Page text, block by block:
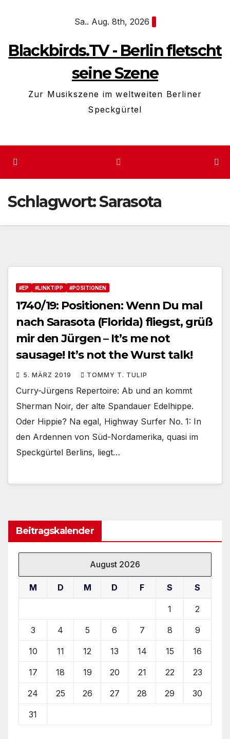
Sa.. Aug. 8th, 2026
Blackbirds.TV - Berlin fletscht
seine Szene
Zur Musikszene im weltweiten Berliner
Speckgürtel
Schlagwort:Sarasota
#EP #LINKTIPP #POSITIONEN
1740/19: Positionen: Wenn Du mal
nach Sarasota (Florida) fliegst, grüß
mir den Jürgen – It’s me not
sausage! It’s not the Wurst talk!
5. MÄRZ 2019 TOMMY T. TULIP
Curry-Jürgens Repertoire: Ab und an kommt
Sherman Noir, der alte Spandauer Edelhippe.
Oder Hippie? Na egal, Highway Surfer No. 1: In
den Ardennen von Süd-Nordamerika, quasi im
Speckgürtel Berlins, liegt…
Beitragskalender
August 2026
M D M D F S S
1 2
3 4 5 6 7 8 9
10 11 12 13 14 15 16
17 18 19 20 21 22 23
24 25 26 27 28 29 30
31